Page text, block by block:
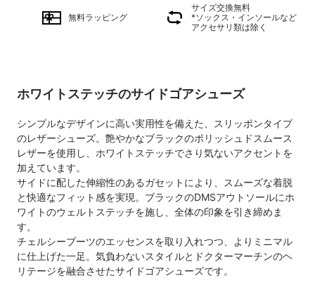
無料ラッピング
サイズ交換無料
*ソックス・インソールなど
アクセサリ類は除く
ホワイトステッチのサイドゴアシューズ
シンプルなデザインに高い実用性を備えた、スリッポンタイプ
のレザーシューズ。艶やかなブラックのポリッシュドスムース
レザーを使用し、ホワイトステッチでさり気ないアクセントを
加えています。
サイドに配した伸縮性のあるガセットにより、スムーズな着脱
と快適なフィット感を実現。ブラックのDMSアウトソールにホ
ワイトのウェルトステッチを施し、全体の印象を引き締めま
す。
チェルシーブーツのエッセンスを取り入れつつ、よりミニマル
に仕上げた一足。気負わないスタイルとドクターマーチンのヘ
リテージを融合させたサイドゴアシューズです。